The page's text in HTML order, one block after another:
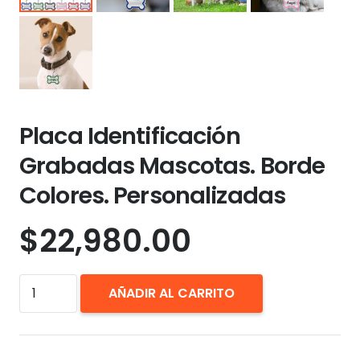
Placa Identificación
Grabadas Mascotas. Borde
Colores. Personalizadas
$22,980.00
Placa
Identificación
AÑADIR AL CARRITO